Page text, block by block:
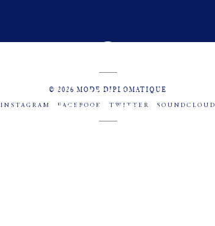
© 2026 MODE DIPLOMATIQUE
INSTAGRAM FACEBOOK TWITTER SOUNDCLOUD